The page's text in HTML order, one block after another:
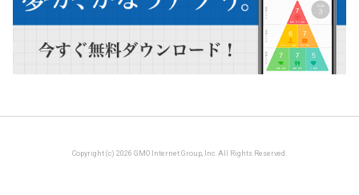
Copyright (c) 2026 GMO Internet Group, Inc. All Rights Reserved.